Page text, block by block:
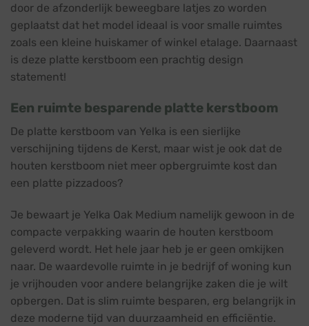
door de afzonderlijk beweegbare latjes zo worden
geplaatst dat het model ideaal is voor smalle ruimtes
zoals een kleine huiskamer of winkel etalage. Daarnaast
is deze platte kerstboom een prachtig design
statement!
Een ruimte besparende platte kerstboom
De platte kerstboom van Yelka is een sierlijke
verschijning tijdens de Kerst, maar wist je ook dat de
houten kerstboom niet meer opbergruimte kost dan
een platte pizzadoos?
Je bewaart je Yelka Oak Medium namelijk gewoon in de
compacte verpakking waarin de houten kerstboom
geleverd wordt. Het hele jaar heb je er geen omkijken
naar. De waardevolle ruimte in je bedrijf of woning kun
je vrijhouden voor andere belangrijke zaken die je wilt
opbergen. Dat is slim ruimte besparen, erg belangrijk in
deze moderne tijd van duurzaamheid en efficiëntie.